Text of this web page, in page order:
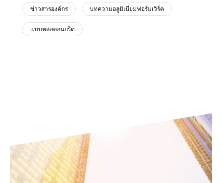
ข่าวสารองค์กร บทความอลูมิเนียมฟอร์มเวิร์ค
แบบหล่อคอนกรีต